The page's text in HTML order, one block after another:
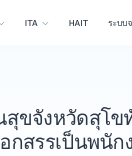
ITA HAIT ระบบ
สุขจังหวัดสุโข
กสรรเป็นพนัก